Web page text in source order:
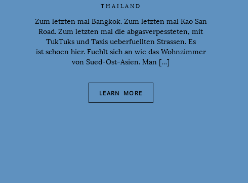
THAILAND
Zum letzten mal Bangkok. Zum letzten mal Kao San
Road. Zum letzten mal die abgasverpessteten, mit
TukTuks und Taxis ueberfuellten Strassen. Es
ist schoen hier. Fuehlt sich an wie das Wohnzimmer
von Sued-Ost-Asien. Man […]
LEARN MORE